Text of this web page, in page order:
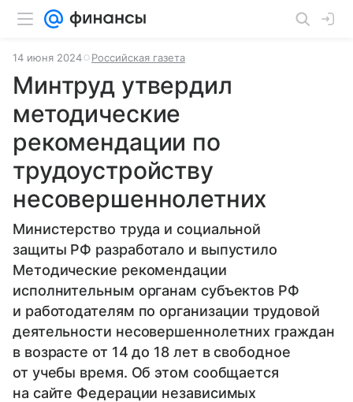
14 июня 2024 Российская газета
Минтруд утвердил
методические
рекомендации по
трудоустройству
несовершеннолетних
Министерство труда и социальной
защиты РФ разработало и выпустило
Методические рекомендации
исполнительным органам субъектов РФ
и работодателям по организации трудовой
деятельности несовершеннолетних граждан
в возрасте от 14 до 18 лет в свободное
от учебы время. Об этом сообщается
на сайте Федерации независимых